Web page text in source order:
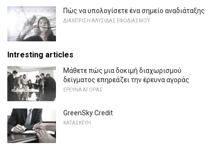
Πώς να υπολογίσετε ένα σημείο αναδιάταξης
ΔΙΑΧΕΊΡΙΣΗ ΑΛΥΣΊΔΑΣ ΕΦΟΔΙΑΣΜΟΎ
Intresting articles
Μάθετε πώς μια δοκιμή διαχωρισμού
δείγματος επηρεάζει την έρευνα αγοράς
ΕΡΕΥΝΑ ΑΓΟΡΆΣ
GreenSky Credit
ΚΑΤΑΣΚΕΥΉ